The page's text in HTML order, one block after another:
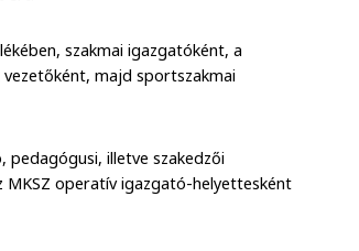
szakmai igazgatóként, a
majd sportszakmai
illetve szakedzői
MKSZ operatív igazgató-helyettesként